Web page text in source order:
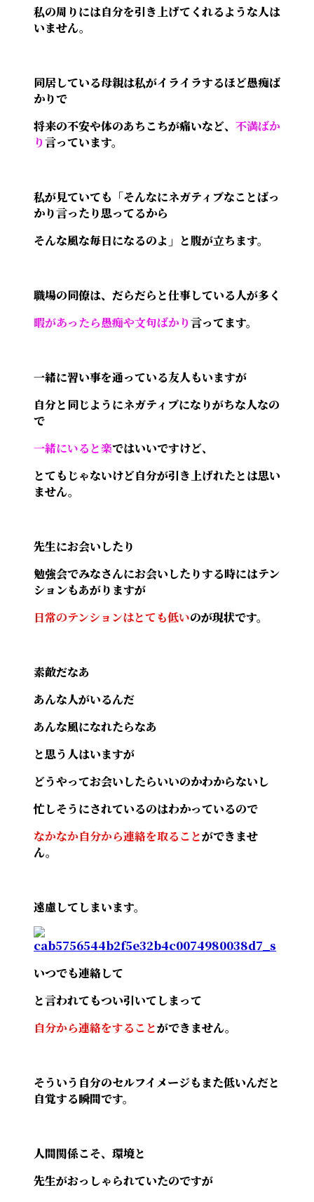
私の周りには自分を引き上げてくれるような人は
いません。
同居している母親は私がイライラするほど愚痴ば
かりで
将来の不安や体のあちこちが痛いなど、 不満ばか
り言っています。
私が見ていても「そんなにネガティブなことばっ
かり言ったり思ってるから
そんな風な毎日になるのよ」と腹が立ちます。
職場の同僚は、だらだらと仕事している人が多く
暇があったら愚痴や文句ばかり言ってます。
一緒に習い事を通っている友人もいますが
自分と同じようにネガティブになりがちな人なの
で
一緒にいると楽ではいいですけど、
とてもじゃないけど自分が引き上げれたとは思い
ません。
先生にお会いしたり
勉強会でみなさんにお会いしたりする時にはテン
ションもあがりますが
日常のテンションはとても低いのが現状です。
素敵だなあ
あんな人がいるんだ
あんな風になれたらなあ
と思う人はいますが
どうやってお会いしたらいいのかわからないし
忙しそうにされているのはわかっているので
なかなか自分から連絡を取ることができませ
ん。
遠慮してしまいます。
いつでも連絡して
と言われてもつい引いてしまって
自分から連絡をすることができません。
そういう自分のセルフイメージもまた低いんだと
自覚する瞬間です。
人間関係こそ、環境と
先生がおっしゃられていたのですが